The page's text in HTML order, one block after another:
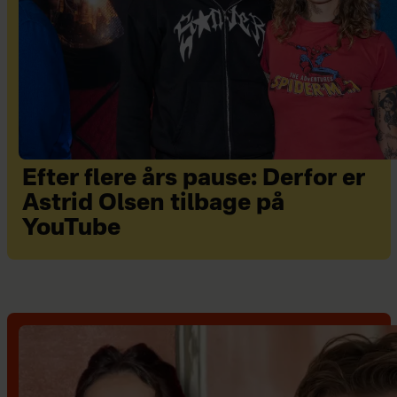
Efter flere års pause: Derfor er
Astrid Olsen tilbage på
YouTube